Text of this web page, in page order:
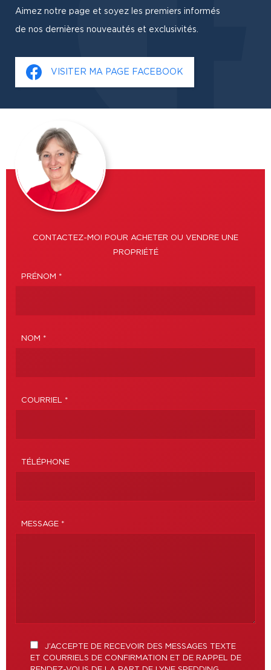
Aimez notre page et soyez les premiers informés
de nos dernières nouveautés et exclusivités.
VISITER MA PAGE FACEBOOK
CONTACTEZ-MOI POUR ACHETER OU VENDRE UNE
PROPRIÉTÉ
PRÉNOM *
NOM *
COURRIEL *
TÉLÉPHONE
MESSAGE *
J’ACCEPTE DE RECEVOIR DES MESSAGES TEXTE
ET COURRIELS DE CONFIRMATION ET DE RAPPEL DE